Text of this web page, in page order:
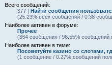
Всего сообщений:
377 | Найти сообщения
(25.23% всех сообщений / 0.38
Наиболее активен в форуме:
Прочее
(364 сообщения / 96.55% сообщений
Наиболее активен в теме:
Посоветуйте казино со слотами,
(1 сообщение / 0.27% сообщений